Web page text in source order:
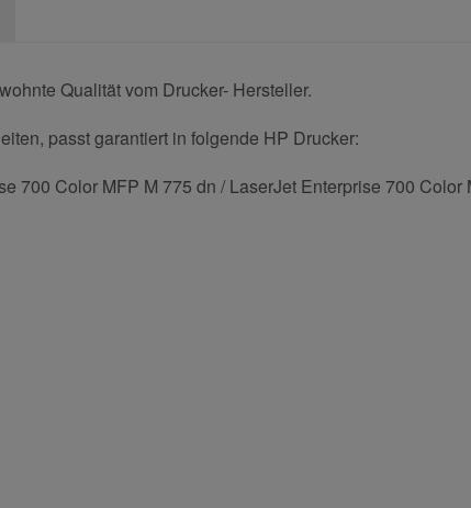
Qualität vom Drucker- Hersteller.
passt garantiert in folgende HP Drucker:
700 Color MFP M 775 dn / LaserJet Enterprise 700